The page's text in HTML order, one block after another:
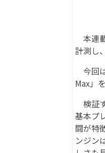
本連
計測し
今回
Max」
検証
基本プ
闘が特
ンジン